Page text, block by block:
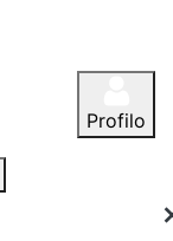
Profilo